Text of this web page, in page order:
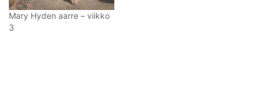
Mary Hyden aarre – viikko
3